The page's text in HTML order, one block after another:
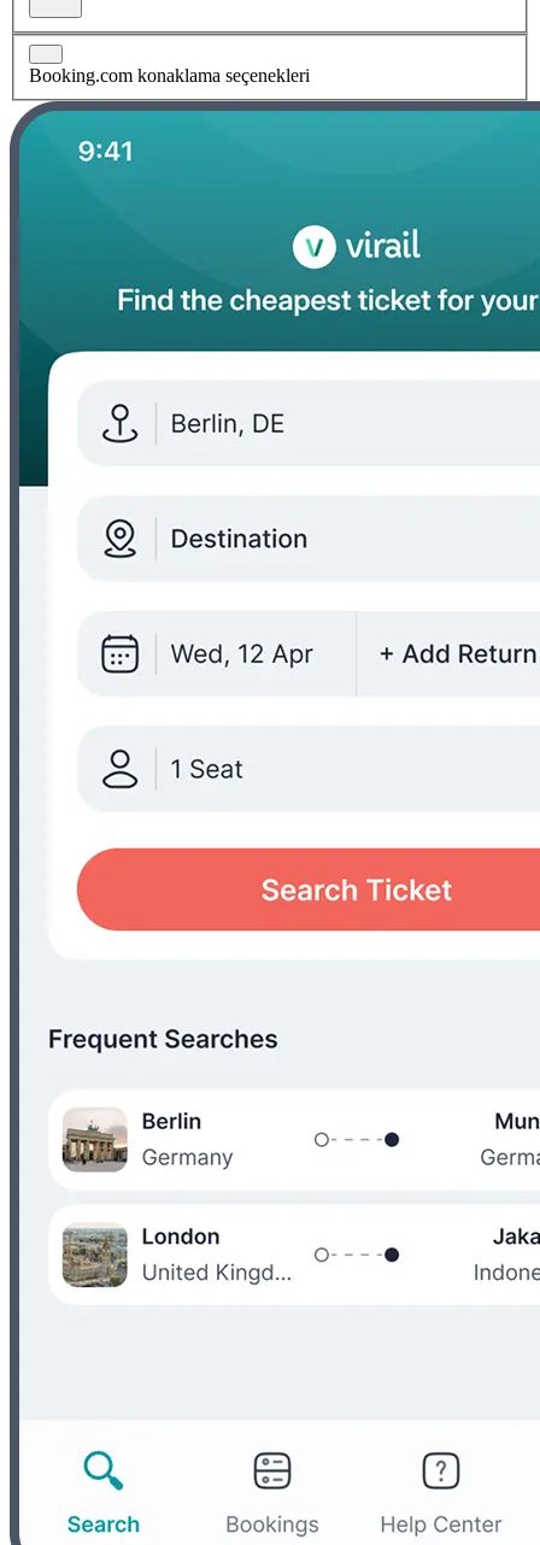
Booking.com konaklama seçenekleri